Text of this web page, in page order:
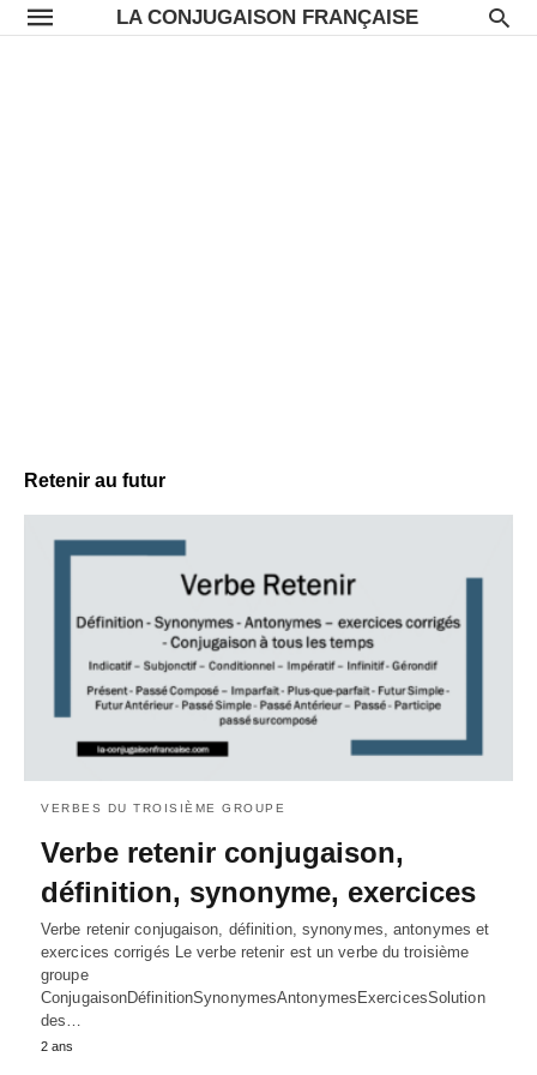
LA CONJUGAISON FRANÇAISE
Retenir au futur
VERBES DU TROISIÈME GROUPE
Verbe retenir conjugaison,
définition, synonyme, exercices
Verbe retenir conjugaison, définition, synonymes, antonymes et
exercices corrigés Le verbe retenir est un verbe du troisième
groupe
ConjugaisonDéfinitionSynonymesAntonymesExercicesSolution
des…
2 ans